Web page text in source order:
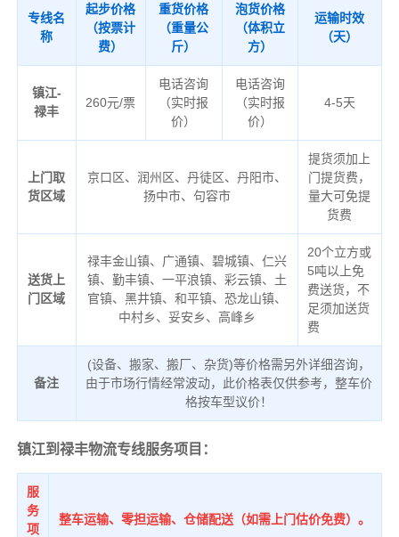
专线名
称
起步价格
（按票计
费）
重货价格
（重量公
斤）
泡货价格
（体积立
方）
运输时效
（天）
镇江-
禄丰
260元/票
电话咨询
（实时报
价）
电话咨询
（实时报
价）
4-5天
上门取
货区域
京口区、润州区、丹徒区、丹阳市、
扬中市、句容市
提货须加上
门提货费，
量大可免提
货费
送货上
门区域
禄丰金山镇、广通镇、碧城镇、仁兴
镇、勤丰镇、一平浪镇、彩云镇、土
官镇、黑井镇、和平镇、恐龙山镇、
中村乡、妥安乡、高峰乡
20个立方或
5吨以上免
费送货，不
足须加送货
费
备注
(设备、搬家、搬厂、杂货)等价格需另外详细咨询，
由于市场行情经常波动，此价格表仅供参考，整车价
格按车型议价！
镇江到禄丰物流专线服务项目：
服
务
项
整车运输、零担运输、仓储配送（如需上门估价免费）。